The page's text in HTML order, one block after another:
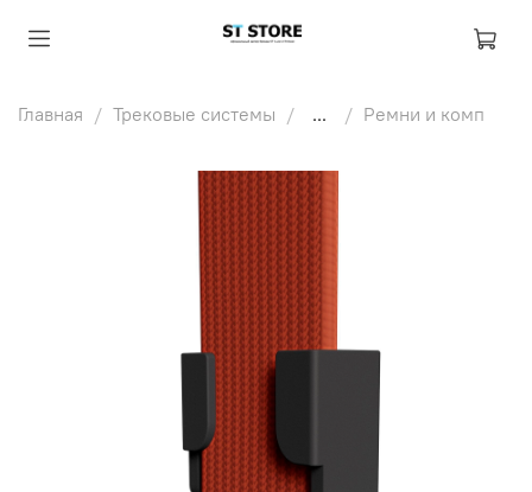
Главная Трековые системы ... Ремни и комп